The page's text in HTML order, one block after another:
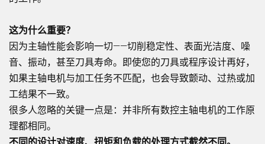
这为什么重要？
因为主轴性能会影响一切——切削稳定性、表面光洁度、噪
音、振动，甚至刀具寿命。即使您的刀具或程序设计再好，
如果主轴电机与加工任务不匹配，也会导致颤动、过热或加
工结果不一致。
很多人忽略的关键一点是：并非所有数控主轴电机的工作原
理都相同。
不同的设计对速度、扭矩和负载的处理方式截然不同。